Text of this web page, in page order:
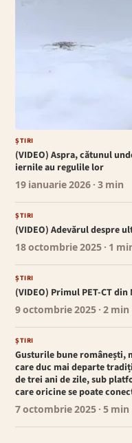
ȘTIRI
(VIDEO) Aspra, cătunul
iernile au regulile lor
19 ianuarie 2026 · 3 min
ȘTIRI
(VIDEO) Adevărul despre
18 octombrie 2025 · 1
ȘTIRI
(VIDEO) Primul PET-CT
9 octombrie 2025 · 2 min
ȘTIRI
Gusturile bune românești,
care duc mai departe
de trei ani de zile, sub
care oricine se poate
7 octombrie 2025 · 5 min